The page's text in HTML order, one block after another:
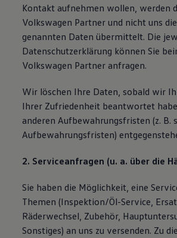
Kontakt aufnehmen wollen, werden
Volkswagen Partner und nicht uns
genannten Daten übermittelt. Die
Datenschutzerklärung können Sie
Volkswagen Partner anfragen.
Wir löschen Ihre Daten, sobald wir
Ihrer Zufriedenheit beantwortet
anderen Aufbewahrungsfristen (z. B.
Aufbewahrungsfristen)
2. Serviceanfragen (u. a. über die
Sie haben die Möglichkeit, eine
Themen (Inspektion/Öl-Service,
Räderwechsel, Zubehör,
Sonstiges) an uns zu versenden. Zu